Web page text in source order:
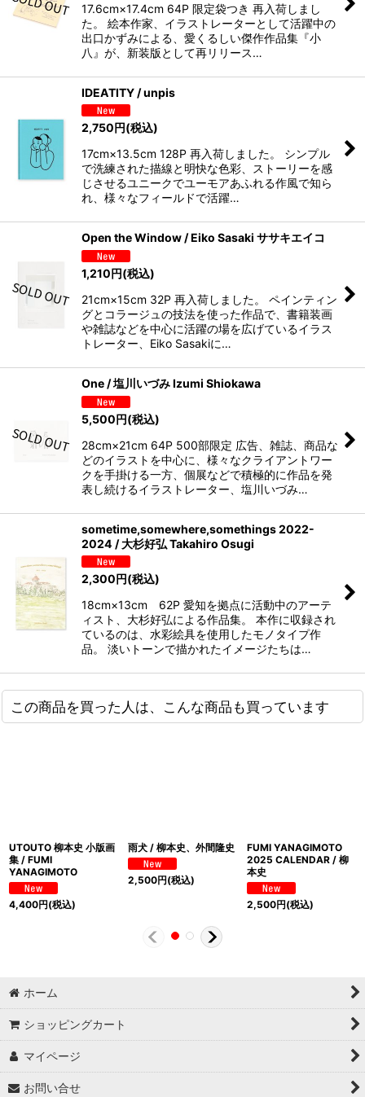
17.6cm×17.4cm 64P 限定袋つき 再入荷しまし
た。 絵本作家、イラストレーターとして活躍中の
出口かずみによる、愛くるしい傑作作品集『小
八』が、新装版として再リリース…
IDEATITY / unpis
2,750円(税込)
17cm×13.5cm 128P 再入荷しました。 シンプル
で洗練された描線と明快な色彩、ストーリーを感
じさせるユニークでユーモアあふれる作風で知ら
れ、様々なフィールドで活躍…
Open the Window / Eiko Sasaki ササキエイコ
1,210円(税込)
21cm×15cm 32P 再入荷しました。 ペインティン
グとコラージュの技法を使った作品で、書籍装画
や雑誌などを中心に活躍の場を広げているイラス
トレーター、Eiko Sasakiに…
One / 塩川いづみ Izumi Shiokawa
5,500円(税込)
28cm×21cm 64P 500部限定 広告、雑誌、商品な
どのイラストを中心に、様々なクライアントワー
クを手掛ける一方、個展などで積極的に作品を発
表し続けるイラストレーター、塩川いづみ…
sometime,somewhere,somethings 2022-
2024 / 大杉好弘 Takahiro Osugi
2,300円(税込)
18cm×13cm 62P 愛知を拠点に活動中のアーテ
ィスト、大杉好弘による作品集。 本作に収録され
ているのは、水彩絵具を使用したモノタイプ作
品。 淡いトーンで描かれたイメージたちは…
この商品を買った人は、こんな商品も買っています
UTOUTO 柳本史 小版画
集 / FUMI
YANAGIMOTO
4,400円(税込)
雨犬 / 柳本史、外間隆史
2,500円(税込)
FUMI YANAGIMOTO
2025 CALENDAR / 柳
本史
2,500円(税込)
ホーム
ショッピングカート
マイページ
お問い合せ